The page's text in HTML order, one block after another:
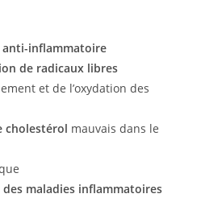
inflammatoire
de radicaux libres
et de l’oxydation des
cholestérol mauvais dans le
maladies inflammatoires